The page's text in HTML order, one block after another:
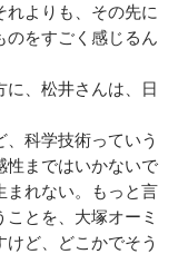
れよりも、その先に
のをすごく感じるん
、松井さんは、日
、科学技術っていう
性まではいかないで
まれない。もっと言
とを、大塚オーミ
ど、どこかでそう